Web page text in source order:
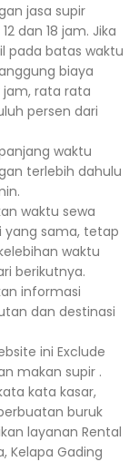
jasa supir
dan 18 jam. Jika
pada batas waktu
biaya
rata rata
persen dari
waktu
terlebih dahulu
waktu sewa
yang sama, tetap
waktu
berikutnya.
informasi
dan destinasi
ini Exclude
makan supir .
kata kasar,
buruk
layanan Rental
Kelapa Gading